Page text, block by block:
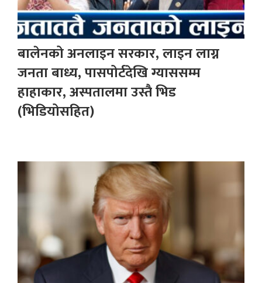
बालेनको अनलाइन सरकार, लाइन लाग्न
जनता बाध्य, पासपोर्टदेखि ग्याससम्म
हाहाकार, अस्पतालमा उस्तै भिड
(भिडियोसहित)